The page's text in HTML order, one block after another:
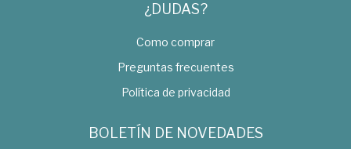
¿DUDAS?
Como comprar
Preguntas frecuentes
Política de privacidad
BOLETÍN DE NOVEDADES